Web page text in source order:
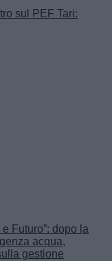
sul PEF Tari:
Futuro”: dopo la
acqua,
gestione